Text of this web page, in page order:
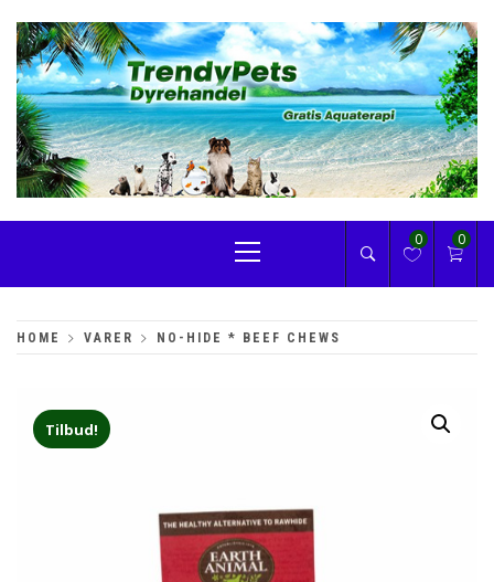
content
TRENDYPETS
Menu
0 0
HOME VARER NO-HIDE * BEEF CHEWS
Tilbud!